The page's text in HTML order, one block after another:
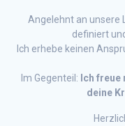
Angelehnt an unsere
definiert
Ich erhebe keinen
Im Gegenteil: Ich freue
deine